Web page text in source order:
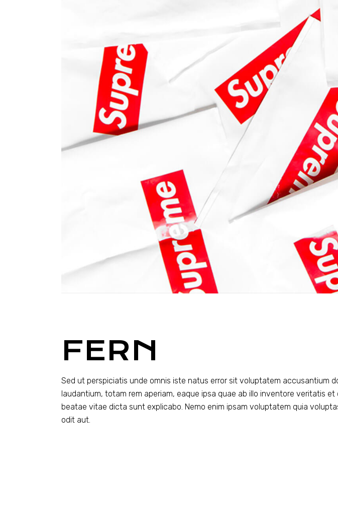
FERN
Sed ut perspiciatis unde omnis iste natus error sit voluptatem accusantium
laudantium, totam rem aperiam, eaque ipsa quae ab illo inventore veritatis
beatae vitae dicta sunt explicabo. Nemo enim ipsam voluptatem quia
odit aut.